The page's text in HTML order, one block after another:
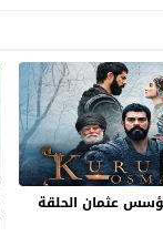
عثمان الحلقة